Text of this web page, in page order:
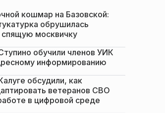
кошмар на Базовской:
обрушилась
спящую москвичку
обучили членов УИК
информированию
обсудили, как
ветеранов СВО
в цифровой среде